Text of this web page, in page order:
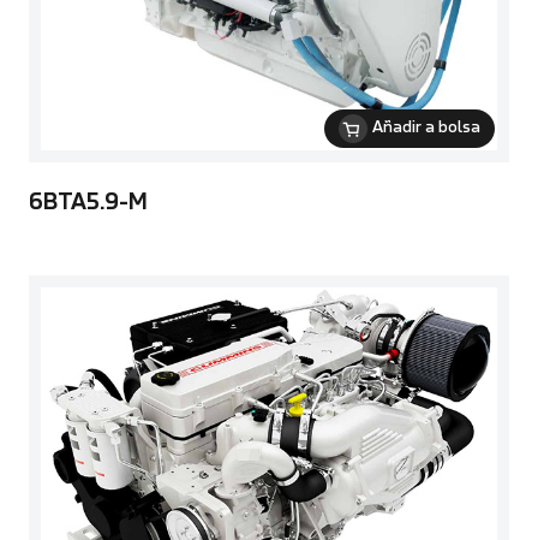
Añadir a bolsa
6BTA5.9-M